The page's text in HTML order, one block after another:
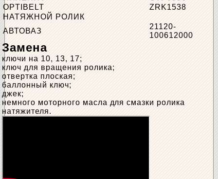
OPTIBELT
ZRK1538
НАТЯЖНОЙ РОЛИК
АВТОВАЗ
21120-
100612000
Замена
ключи на 10, 13, 17;
ключ для вращения ролика;
отвертка плоская;
баллонный ключ;
джек;
немного моторного масла для смазки ролика
натяжителя.